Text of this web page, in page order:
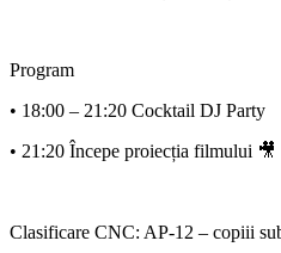
Program
• 18:00 – 21:20 Cocktail DJ Party
• 21:20 Începe proiecția filmului 🎥
Clasificare CNC: AP-12 – copiii